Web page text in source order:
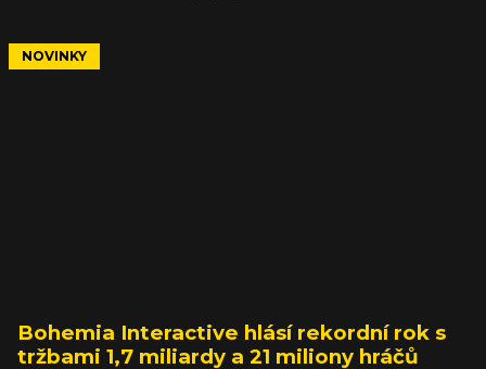
NOVINKY
Bohemia Interactive hlásí rekordní rok s
tržbami 1,7 miliardy a 21 miliony hráčů